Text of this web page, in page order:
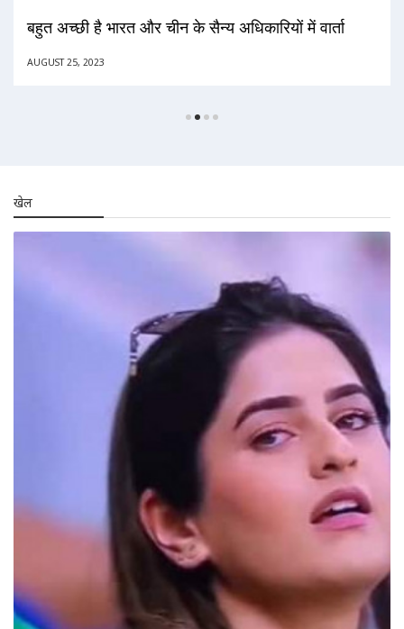
आस्था को लहूलुहान करती फिल्में
JUNE 29, 2023
खेल